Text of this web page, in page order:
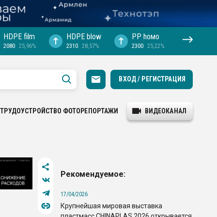
HDPE film
2080 25,96%
HDPE blow
2310 28,57%
PP hомо
2300 25,22%
ВХОД / РЕГИСТРАЦИЯ
ТРУДОУСТРОЙСТВО ФОТОРЕПОРТАЖИ ВИДЕОКАНАЛ
Рекомендуемое:
17/04/2026
Крупнейшая мировая выставка